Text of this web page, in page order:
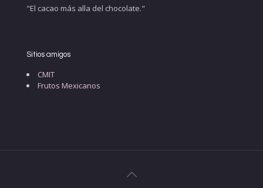
"El cacao más alla del chocolate."
Sitios amigos
CMIT
Frutos Mexicanos